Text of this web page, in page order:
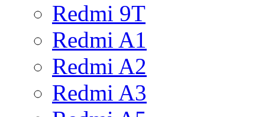
Redmi 9T
Redmi A1
Redmi A2
Redmi A3